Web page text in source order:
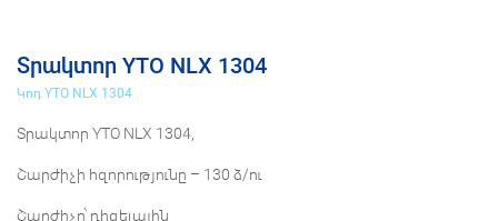
Տրակտոր YTO NLX 1304
Կոդ YTO NLX 1304
Տրակտոր YTO NLX 1304,
Շարժիչի հզորությունը – 130 ձ/ու
Շարժիչը՝ դիզելային